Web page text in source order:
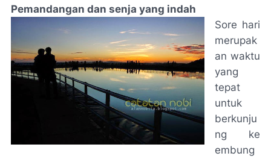
Pemandangan dan senja yang indah
Sore hari
merupak
an waktu
yang
tepat
untuk
berkunju
ng ke
embung